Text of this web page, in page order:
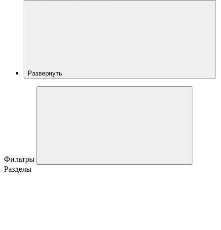
Развернуть
Фильтры
Разделы